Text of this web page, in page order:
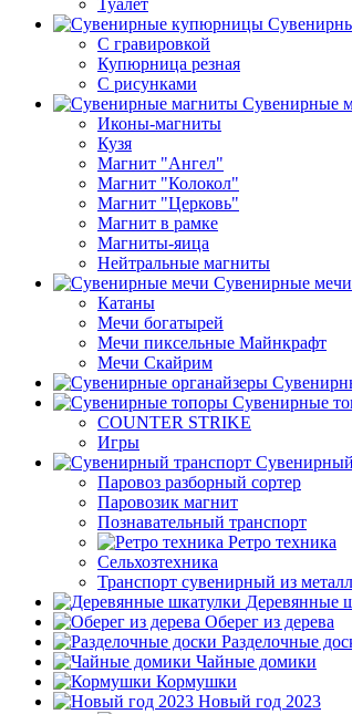
Туалет
C гравировкой
Купюрница резная
С рисунками
Сувенирные
Иконы-магниты
Кузя
Магнит "Ангел"
Магнит "Колокол"
Магнит "Церковь"
Магнит в рамке
Магниты-яица
Нейтральные магниты
Сувенирные мечи
Катаны
Мечи богатырей
Мечи пиксельные Майнкрафт
Мечи Скайрим
Сувенирные
COUNTER STRIKE
Игры
Паровоз разборный сортер
Паровозик магнит
Познавательный транспорт
Ретро техника
Сельхозтехника
Транспорт сувенирный из
Деревянные
Оберег из дерева
Разделочные
Чайные домики
Кормушки
Новый год 2023